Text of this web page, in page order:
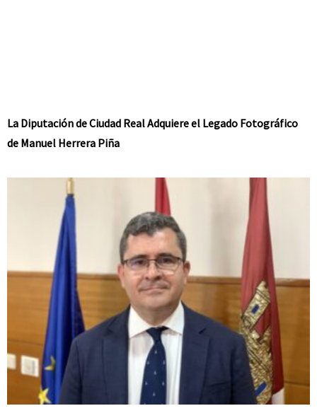
La Diputación de Ciudad Real Adquiere el Legado Fotográfico
de Manuel Herrera Piña